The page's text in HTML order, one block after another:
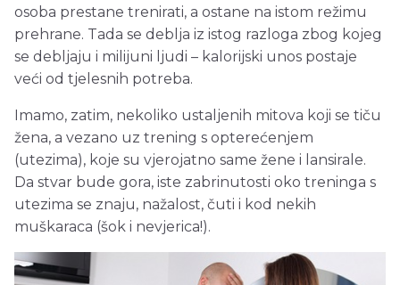
osoba prestane trenirati, a ostane na istom režimu
prehrane. Tada se deblja iz istog razloga zbog kojeg
se debljaju i milijuni ljudi – kalorijski unos postaje
veći od tjelesnih potreba.
Imamo, zatim, nekoliko ustaljenih mitova koji se tiču
žena, a vezano uz trening s opterećenjem
(utezima), koje su vjerojatno same žene i lansirale.
Da stvar bude gora, iste zabrinutosti oko treninga s
utezima se znaju, nažalost, čuti i kod nekih
muškaraca (šok i nevjerica!).